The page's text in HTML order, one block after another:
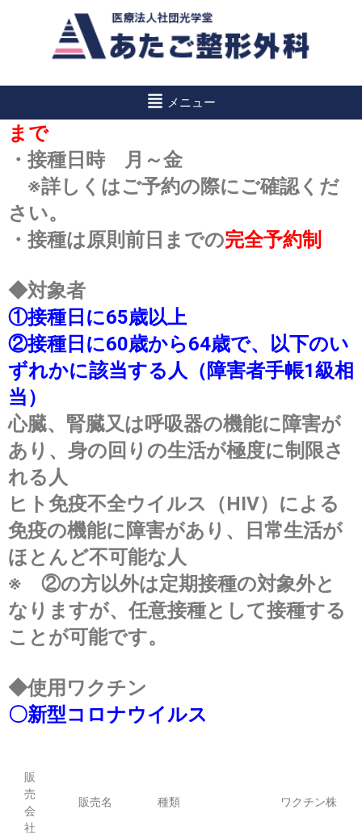
ツ
へ
ス
プ
メニュー
予約受付中
◆接種について
2025年10月1日（火）
まで
・接種日時 月～金
※詳しくはご予約の際にご確認くだ
さい。
・接種は原則前日までの完全予約制
◆対象者
①接種日に65歳以上
②接種日に60歳から64歳で、以下のい
ずれかに該当する人（障害者手帳1級相
当）
心臓、腎臓又は呼吸器の機能に障害が
あり、身の回りの生活が極度に制限さ
れる人
ヒト免疫不全ウイルス（HIV）による
免疫の機能に障害があり、日常生活が
ほとんど不可能な人
※ ②の方以外は定期接種の対象外と
なりますが、任意接種として接種する
ことが可能です。
◆使用ワクチン
〇新型コロナウイルス
販
売
会
社
販売名 種類 ワクチン株